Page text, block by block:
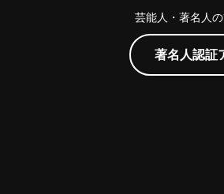
芸能人・著名人
著名人認証